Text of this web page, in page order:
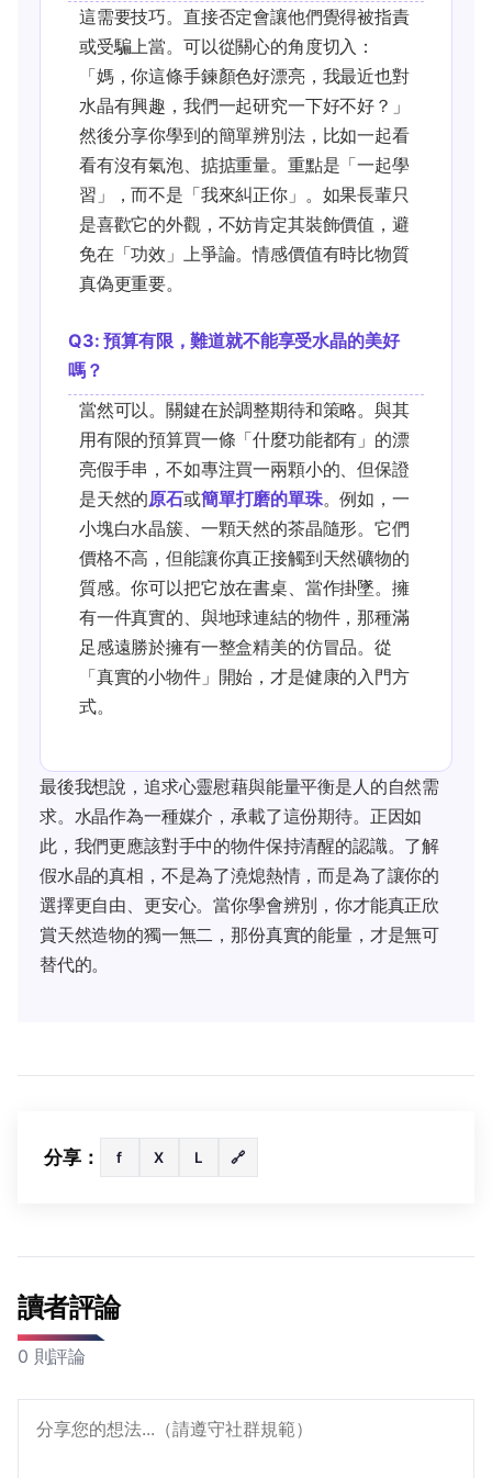
這需要技巧。直接否定會讓他們覺得被指責
或受騙上當。可以從關心的角度切入：
「媽，你這條手鍊顏色好漂亮，我最近也對
水晶有興趣，我們一起研究一下好不好？」
然後分享你學到的簡單辨別法，比如一起看
看有沒有氣泡、掂掂重量。重點是「一起學
習」，而不是「我來糾正你」。如果長輩只
是喜歡它的外觀，不妨肯定其裝飾價值，避
免在「功效」上爭論。情感價值有時比物質
真偽更重要。
Q3: 預算有限，難道就不能享受水晶的美好
嗎？
當然可以。關鍵在於調整期待和策略。與其
用有限的預算買一條「什麼功能都有」的漂
亮假手串，不如專注買一兩顆小的、但保證
是天然的原石或簡單打磨的單珠。例如，一
小塊白水晶簇、一顆天然的茶晶隨形。它們
價格不高，但能讓你真正接觸到天然礦物的
質感。你可以把它放在書桌、當作掛墜。擁
有一件真實的、與地球連結的物件，那種滿
足感遠勝於擁有一整盒精美的仿冒品。從
「真實的小物件」開始，才是健康的入門方
式。
最後我想說，追求心靈慰藉與能量平衡是人的自然需
求。水晶作為一種媒介，承載了這份期待。正因如
此，我們更應該對手中的物件保持清醒的認識。了解
假水晶的真相，不是為了澆熄熱情，而是為了讓你的
選擇更自由、更安心。當你學會辨別，你才能真正欣
賞天然造物的獨一無二，那份真實的能量，才是無可
替代的。
分享： f X L 🔗
讀者評論
0 則評論